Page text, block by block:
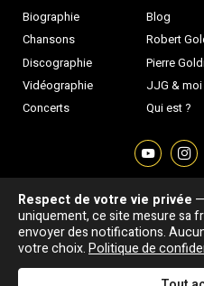
Biographie
Chansons
Discographie
Vidéographie
Concerts
Blog
Robert
Pierre
JJG & moi
Qui est ?
Association "Parler d'sa vie" ©
Signaler une erreur |
mise à jour :
Respect de votre vie privée
uniquement, ce site mesure sa
envoyer des notifications.
votre choix.Politique de